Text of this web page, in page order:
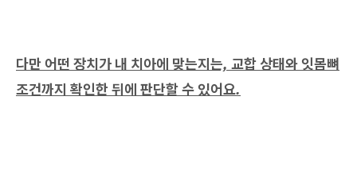
다만 어떤 장치가 내 치아에 맞는지는, 교합 상태와 잇몸뼈
조건까지 확인한 뒤에 판단할 수 있어요.